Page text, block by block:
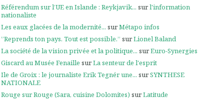
Référendum sur l’UE en Islande : Reykjavik... surl'information
nationaliste
Les eaux glacées de la modernité... surMétapo infos
”Reprends ton pays. Tout est possible.” surLionel Baland
La société de la vision privée et la politique... surEuro-Synergies
Giscard au Musée Fenaille surLa senteur de l'esprit
Ile de Groix : le journaliste Erik Tegnér une... surSYNTHESE
NATIONALE
Rouge sur Rouge (Sara, cuisine Dolomites) surLatitude